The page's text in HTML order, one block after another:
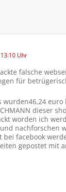
Uhr
falsche
für
wurden46,24 euro
dieser
worden ich
nachforschen
bei facebook
gepostet mit